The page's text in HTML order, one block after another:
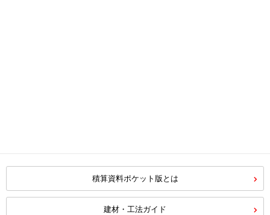
積算資料ポケット版とは
建材・工法ガイド